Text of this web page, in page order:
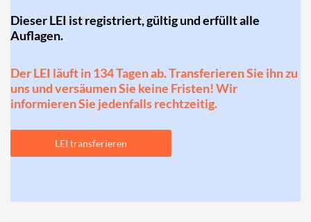
Dieser LEI ist registriert, gültig und erfüllt alle
Auflagen.
Der LEI läuft in 134 Tagen ab. Transferieren Sie ihn zu
uns und versäumen Sie keine Fristen! Wir
informieren Sie jedenfalls rechtzeitig.
LEI transferieren